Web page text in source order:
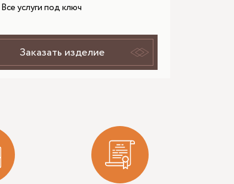
Все услуги под ключ
Заказать изделие